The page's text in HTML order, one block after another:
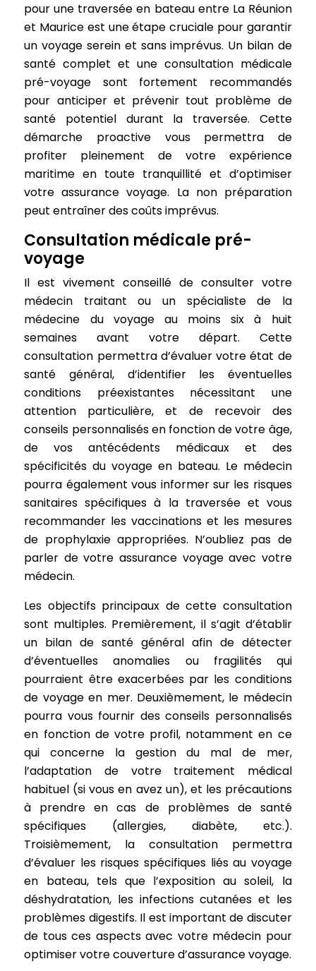
pour une traversée en bateau entre La Réunion
et Maurice est une étape cruciale pour garantir
un voyage serein et sans imprévus. Un bilan de
santé complet et une consultation médicale
pré-voyage sont fortement recommandés
pour anticiper et prévenir tout problème de
santé potentiel durant la traversée. Cette
démarche proactive vous permettra de
profiter pleinement de votre expérience
maritime en toute tranquillité et d’optimiser
votre assurance voyage. La non préparation
peut entraîner des coûts imprévus.
Consultation médicale pré-
voyage
Il est vivement conseillé de consulter votre
médecin traitant ou un spécialiste de la
médecine du voyage au moins six à huit
semaines avant votre départ. Cette
consultation permettra d’évaluer votre état de
santé général, d’identifier les éventuelles
conditions préexistantes nécessitant une
attention particulière, et de recevoir des
conseils personnalisés en fonction de votre âge,
de vos antécédents médicaux et des
spécificités du voyage en bateau. Le médecin
pourra également vous informer sur les risques
sanitaires spécifiques à la traversée et vous
recommander les vaccinations et les mesures
de prophylaxie appropriées. N’oubliez pas de
parler de votre assurance voyage avec votre
médecin.
Les objectifs principaux de cette consultation
sont multiples. Premièrement, il s’agit d’établir
un bilan de santé général afin de détecter
d’éventuelles anomalies ou fragilités qui
pourraient être exacerbées par les conditions
de voyage en mer. Deuxièmement, le médecin
pourra vous fournir des conseils personnalisés
en fonction de votre profil, notamment en ce
qui concerne la gestion du mal de mer,
l’adaptation de votre traitement médical
habituel (si vous en avez un), et les précautions
à prendre en cas de problèmes de santé
spécifiques (allergies, diabète, etc.).
Troisièmement, la consultation permettra
d’évaluer les risques spécifiques liés au voyage
en bateau, tels que l’exposition au soleil, la
déshydratation, les infections cutanées et les
problèmes digestifs. Il est important de discuter
de tous ces aspects avec votre médecin pour
optimiser votre couverture d’assurance voyage.